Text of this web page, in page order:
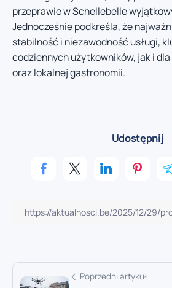
przeprawie w Schellebelle
Jednocześnie podkreśla, że
stabilność i niezawodność usługi,
codziennych użytkowników, jak i
oraz lokalnej gastronomii.
Udostępnij
Poprzedni artykuł